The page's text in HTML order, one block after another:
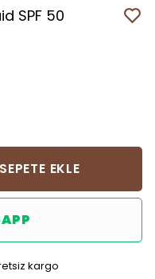
SPF 50
SEPETE EKLE
kargo